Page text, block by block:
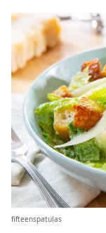
fifteenspatulas